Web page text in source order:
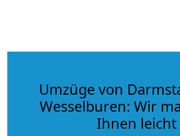
Umzüge von
Wesselburen: Wir
Ihnen leicht